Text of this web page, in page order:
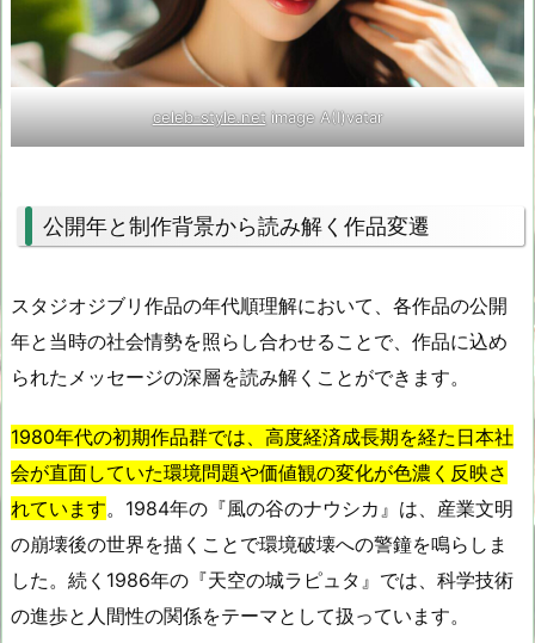
celeb-style.netimage A(I)vatar
公開年と制作背景から読み解く作品変遷
スタジオジブリ作品の年代順理解において、各作品の公開
年と当時の社会情勢を照らし合わせることで、作品に込め
られたメッセージの深層を読み解くことができます。
1980年代の初期作品群では、高度経済成長期を経た日本社
会が直面していた環境問題や価値観の変化が色濃く反映さ
れています。1984年の『風の谷のナウシカ』は、産業文明
の崩壊後の世界を描くことで環境破壊への警鐘を鳴らしま
した。続く1986年の『天空の城ラピュタ』では、科学技術
の進歩と人間性の関係をテーマとして扱っています。